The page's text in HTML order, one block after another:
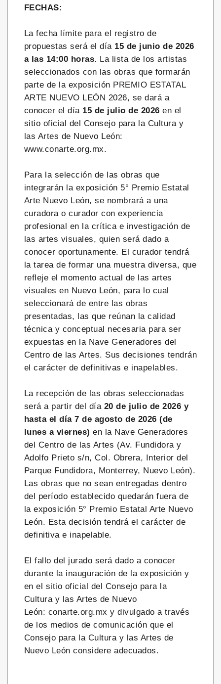
FECHAS:
La fecha límite para el registro de
propuestas será el día 15 de junio de 2026
a las 14:00 horas. La lista de los artistas
seleccionados con las obras que formarán
parte de la exposición PREMIO ESTATAL
ARTE NUEVO LEÓN 2026, se dará a
conocer el día 15 de julio de 2026 en el
sitio oficial del Consejo para la Cultura y
las Artes de Nuevo León:
www.conarte.org.mx.
Para la selección de las obras que
integrarán la exposición 5° Premio Estatal
Arte Nuevo León, se nombrará a una
curadora o curador con experiencia
profesional en la crítica e investigación de
las artes visuales, quien será dado a
conocer oportunamente. El curador tendrá
la tarea de formar una muestra diversa, que
refleje el momento actual de las artes
visuales en Nuevo León, para lo cual
seleccionará de entre las obras
presentadas, las que reúnan la calidad
técnica y conceptual necesaria para ser
expuestas en la Nave Generadores del
Centro de las Artes. Sus decisiones tendrán
el carácter de definitivas e inapelables.
La recepción de las obras seleccionadas
será a partir del día 20 de julio de 2026 y
hasta el día 7 de agosto de 2026 (de
lunes a viernes)en la Nave Generadores
del Centro de las Artes (Av. Fundidora y
Adolfo Prieto s/n, Col. Obrera, Interior del
Parque Fundidora, Monterrey, Nuevo León).
Las obras que no sean entregadas dentro
del período establecido quedarán fuera de
la exposición 5° Premio Estatal Arte Nuevo
León. Esta decisión tendrá el carácter de
definitiva e inapelable.
El fallo del jurado será dado a conocer
durante la inauguración de la exposición y
en el sitio oficial del Consejo para la
Cultura y las Artes de Nuevo
León: conarte.org.mx y divulgado a través
de los medios de comunicación que el
Consejo para la Cultura y las Artes de
Nuevo León considere adecuados.